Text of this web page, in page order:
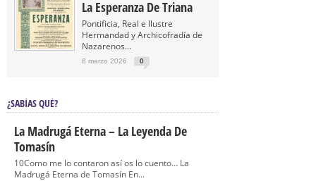
La Esperanza De Triana
Pontificia, Real e Ilustre
Hermandad y Archicofradía de
Nazarenos...
8 marzo 2026 0
¿SABÍAS QUÉ?
La Madrugá Eterna – La Leyenda De
Tomasín
10Como me lo contaron así os lo cuento… La
Madrugá Eterna de Tomasín En...